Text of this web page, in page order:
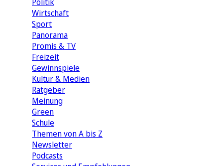
Wirtschaft
Sport
Panorama
Promis & TV
Freizeit
Gewinnspiele
Kultur & Medien
Ratgeber
Meinung
Green
Schule
Themen von A bis Z
Newsletter
Podcasts